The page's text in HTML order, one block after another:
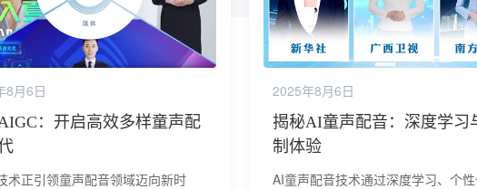
8月6日
：开启高效多样童声配
术正引领童声配音领域迈向新时
2025年8月6日
揭秘AI童声配音：深度学习
制体验
AI童声配音技术通过深度学习、个